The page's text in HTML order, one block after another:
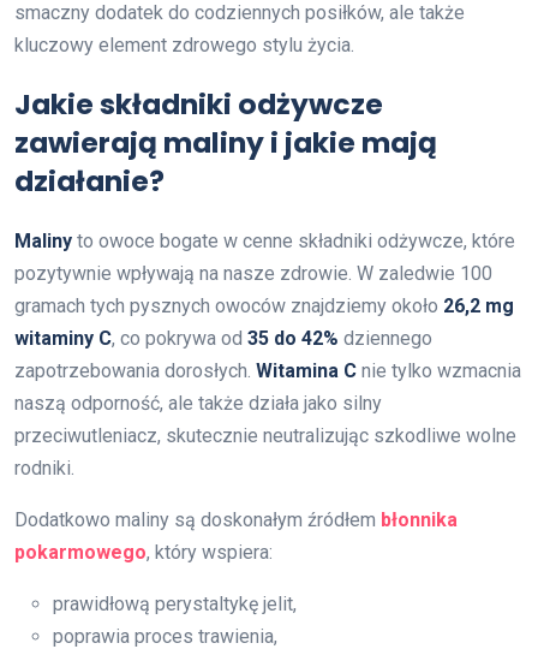
smaczny dodatek do codziennych posiłków, ale także
kluczowy element zdrowego stylu życia.
Jakie składniki odżywcze
zawierają maliny i jakie mają
działanie?
Maliny to owoce bogate w cenne składniki odżywcze, które
pozytywnie wpływają na nasze zdrowie. W zaledwie 100
gramach tych pysznych owoców znajdziemy około 26,2 mg
witaminy C, co pokrywa od 35 do 42% dziennego
zapotrzebowania dorosłych. Witamina C nie tylko wzmacnia
naszą odporność, ale także działa jako silny
przeciwutleniacz, skutecznie neutralizując szkodliwe wolne
rodniki.
Dodatkowo maliny są doskonałym źródłem błonnika
pokarmowego, który wspiera:
prawidłową perystaltykę jelit,
poprawia proces trawienia,